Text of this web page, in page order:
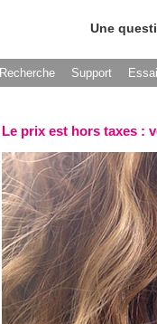
Une
Recherche Support Essai
Le prix est hors taxes :